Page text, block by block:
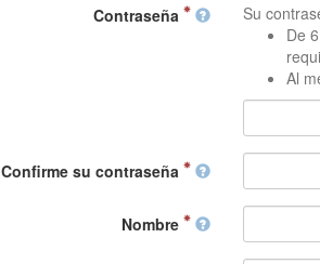
Contraseña
Su
De
Al
Confirme su contraseña
Nombre